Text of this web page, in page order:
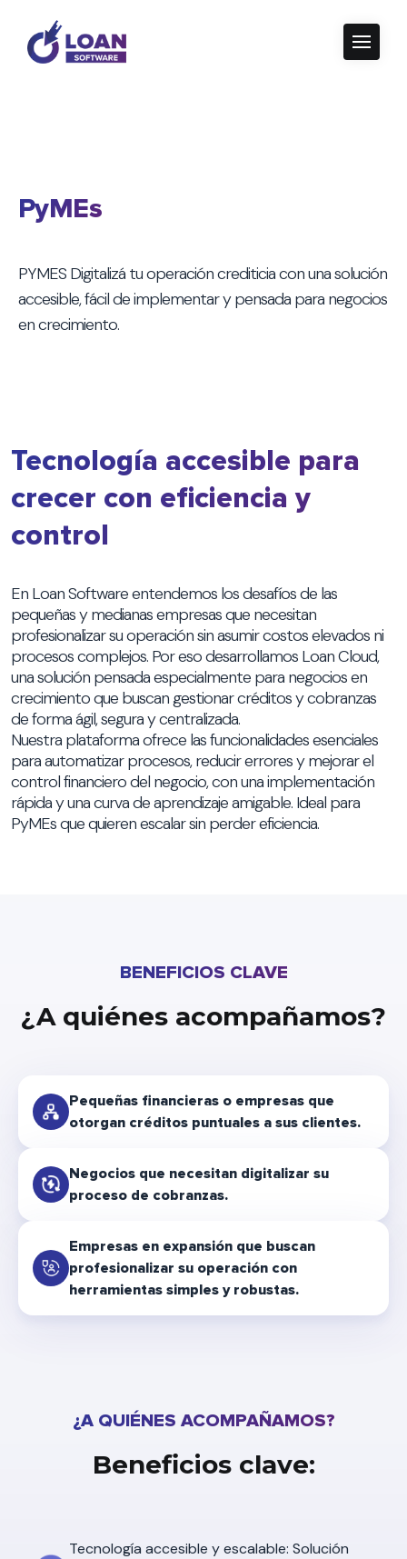
PyMEs
PYMES Digitalizá tu operación crediticia con una solución
accesible, fácil de implementar y pensada para negocios
en crecimiento.
Tecnología accesible para
crecer con eficiencia y
control
En Loan Software entendemos los desafíos de las
pequeñas y medianas empresas que necesitan
profesionalizar su operación sin asumir costos elevados ni
procesos complejos. Por eso desarrollamos Loan Cloud,
una solución pensada especialmente para negocios en
crecimiento que buscan gestionar créditos y cobranzas
de forma ágil, segura y centralizada.
Nuestra plataforma ofrece las funcionalidades esenciales
para automatizar procesos, reducir errores y mejorar el
control financiero del negocio, con una implementación
rápida y una curva de aprendizaje amigable. Ideal para
PyMEs que quieren escalar sin perder eficiencia.
BENEFICIOS CLAVE
¿A quiénes acompañamos?
Pequeñas financieras o empresas que
otorgan créditos puntuales a sus clientes.
Negocios que necesitan digitalizar su
proceso de cobranzas.
Empresas en expansión que buscan
profesionalizar su operación con
herramientas simples y robustas.
¿A QUIÉNES ACOMPAÑAMOS?
Beneficios clave:
Tecnología accesible y escalable: Solución